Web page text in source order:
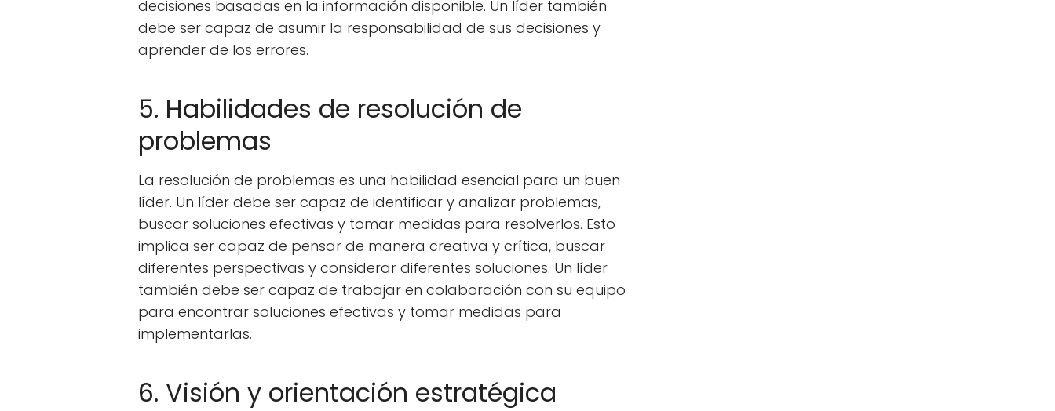
decisiones basadas en la información disponible. Un líder también
debe ser capaz de asumir la responsabilidad de sus decisiones y
aprender de los errores.
5. Habilidades de resolución de
problemas
La resolución de problemas es una habilidad esencial para un buen
líder. Un líder debe ser capaz de identificar y analizar problemas,
buscar soluciones efectivas y tomar medidas para resolverlos. Esto
implica ser capaz de pensar de manera creativa y crítica, buscar
diferentes perspectivas y considerar diferentes soluciones. Un líder
también debe ser capaz de trabajar en colaboración con su equipo
para encontrar soluciones efectivas y tomar medidas para
implementarlas.
6. Visión y orientación estratégica